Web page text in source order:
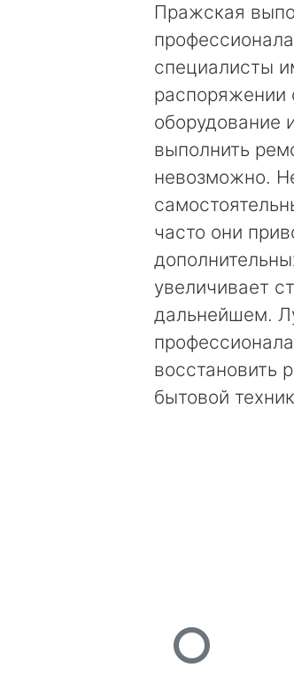
Пражская
специалисты
распоряжении
оборудование
выполнить
невозможно.
часто они
увеличивает
дальнейшем.
восстановить
бытовой